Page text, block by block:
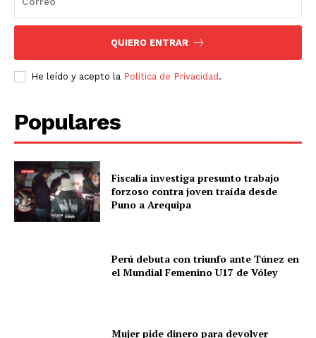
QUIERO ENTRAR
He leído y acepto la Política de Privacidad .
Populares
Fiscalía investiga presunto trabajo
forzoso contra joven traída desde
Puno a Arequipa
Perú debuta con triunfo ante Túnez en
el Mundial Femenino U17 de Vóley
Mujer pide dinero para devolver